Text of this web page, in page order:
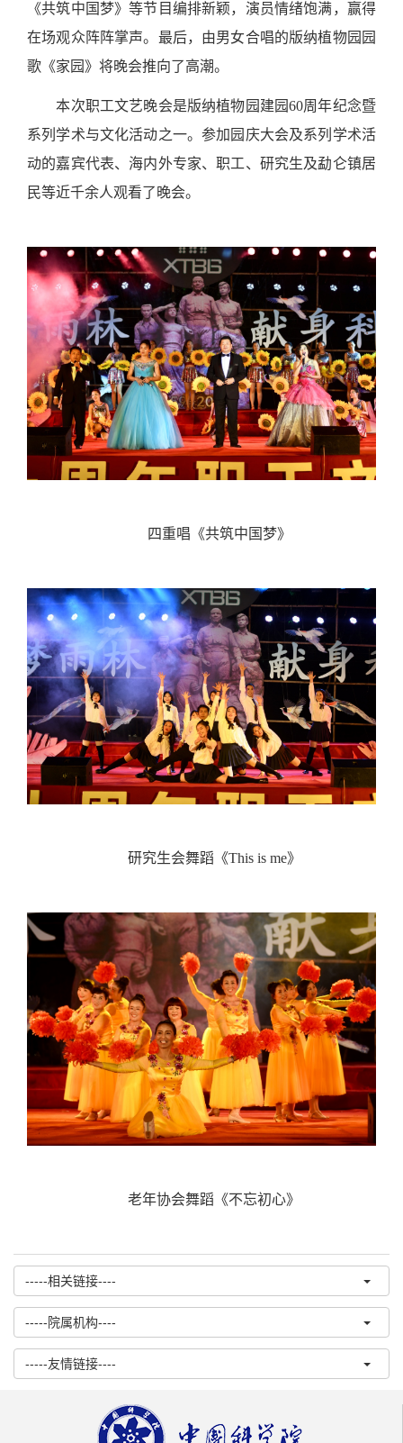
《共筑中国梦》等节目编排新颖，演员情绪饱满，赢得
在场观众阵阵掌声。最后，由男女合唱的版纳植物园园
歌《家园》将晚会推向了高潮。
本次职工文艺晚会是版纳植物园建园60周年纪念暨
系列学术与文化活动之一。参加园庆大会及系列学术活
动的嘉宾代表、海内外专家、职工、研究生及勐仑镇居
民等近千余人观看了晚会。
四重唱《共筑中国梦》
研究生会舞蹈《This is me》
老年协会舞蹈《不忘初心》
-----相关链接----
-----院属机构----
-----友情链接----